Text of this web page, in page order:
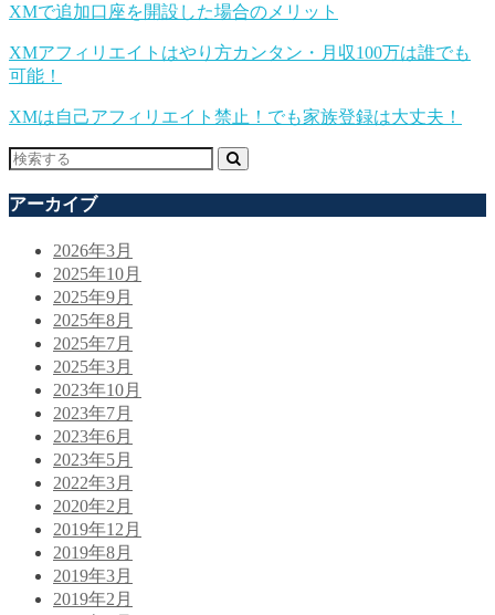
XMで追加口座を開設した場合のメリット
XMアフィリエイトはやり方カンタン・月収100万は誰でも
可能！
XMは自己アフィリエイト禁止！でも家族登録は大丈夫！
アーカイブ
2026年3月
2025年10月
2025年9月
2025年8月
2025年7月
2025年3月
2023年10月
2023年7月
2023年6月
2023年5月
2022年3月
2020年2月
2019年12月
2019年8月
2019年3月
2019年2月